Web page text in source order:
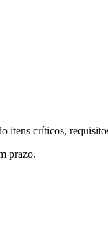
itens críticos,
prazo.